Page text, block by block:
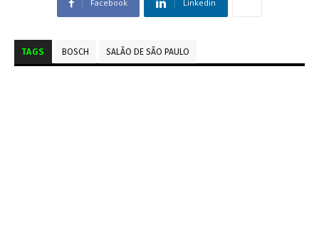
Facebook Linkedin
TAGS BOSCH SALÃO DE SÃO PAULO